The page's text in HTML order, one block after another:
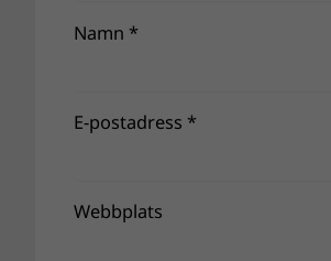
Namn *
E-postadress *
Webbplats